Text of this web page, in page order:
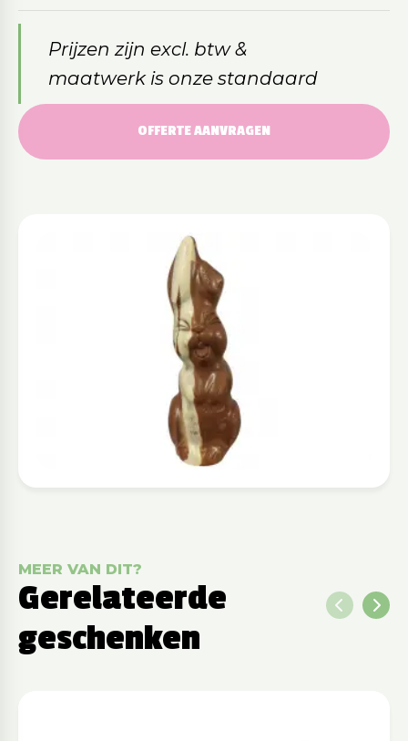
Prijzen zijn excl. btw &
maatwerk is onze standaard
OFFERTE AANVRAGEN
MEER VAN DIT?
Gerelateerde
geschenken